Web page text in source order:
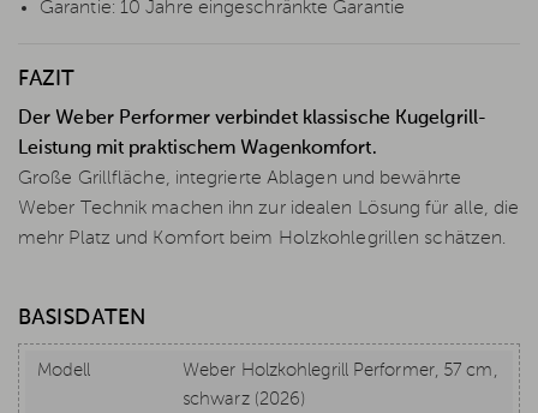
Garantie: 10 Jahre eingeschränkte Garantie
FAZIT
Der Weber Performer verbindet klassische Kugelgrill-
Leistung mit praktischem Wagenkomfort.
Große Grillfläche, integrierte Ablagen und bewährte
Weber Technik machen ihn zur idealen Lösung für alle, die
mehr Platz und Komfort beim Holzkohlegrillen schätzen.
BASISDATEN
Modell
Weber Holzkohlegrill Performer, 57 cm,
schwarz (2026)